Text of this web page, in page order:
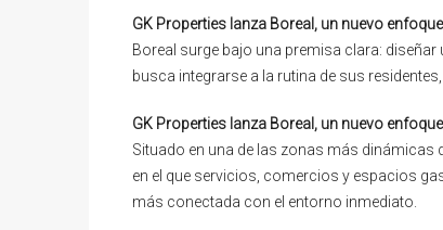
GK Properties lanza Boreal, un nuevo
Boreal surge bajo una premisa clara:
busca integrarse a la rutina de sus
GK Properties lanza Boreal, un nuevo
Situado en una de las zonas más dinámicas
en el que servicios, comercios y espacios
más conectada con el entorno inmediato.